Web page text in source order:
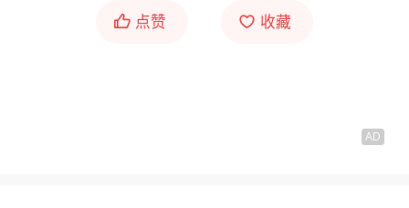
点赞 收藏